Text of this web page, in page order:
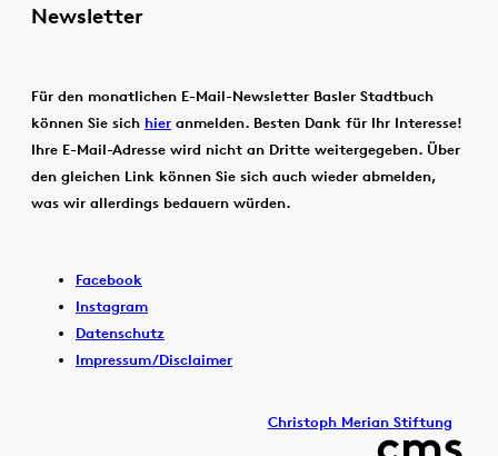
Newsletter
Für den monatlichen E-Mail-Newsletter Basler Stadtbuch
können Sie sich hier anmelden. Besten Dank für Ihr Interesse!
Ihre E-Mail-Adresse wird nicht an Dritte weitergegeben. Über
den gleichen Link können Sie sich auch wieder abmelden,
was wir allerdings bedauern würden.
Facebook
Instagram
Datenschutz
Impressum/Disclaimer
Christoph Merian Stiftung